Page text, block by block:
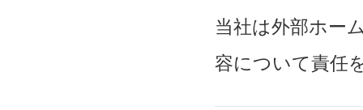
当社は外部ホー
容について責任